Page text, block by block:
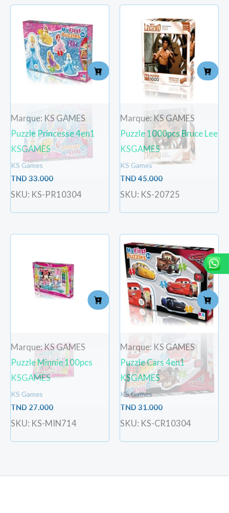
Marque: KS GAMES
Puzzle Princesse 4en1
KSGAMES
KS Games
TND 33.000
SKU: KS-PR10304
Marque: KS GAMES
Puzzle 1000pcs Bruce Lee
KSGAMES
KS Games
TND 45.000
SKU: KS-20725
Marque: KS GAMES
Puzzle Minnie 100pcs
KSGAMES
KS Games
TND 27.000
SKU: KS-MIN714
Marque: KS GAMES
Puzzle Cars 4en1
KSGAMES
KS Games
TND 31.000
SKU: KS-CR10304